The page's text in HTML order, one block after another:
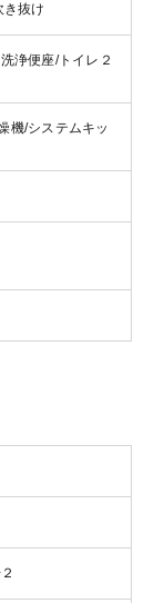
抜け
浄便座/トイレ２
機/システムキッ